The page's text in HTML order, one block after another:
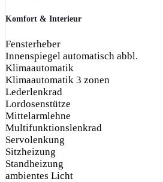
Komfort & Interieur
Fensterheber
Innenspiegel automatisch abbl.
Klimaautomatik
Klimaautomatik 3 zonen
Lederlenkrad
Lordosenstütze
Mittelarmlehne
Multifunktionslenkrad
Servolenkung
Sitzheizung
Standheizung
ambientes Licht